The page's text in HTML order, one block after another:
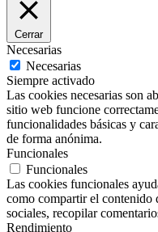
Cerrar
Necesarias
Necesarias
Siempre activado
Las cookies necesarias son
sitio web funcione
funcionalidades básicas y
de forma anónima.
Funcionales
Funcionales
Las cookies funcionales
como compartir el contenido
sociales, recopilar
Rendimiento